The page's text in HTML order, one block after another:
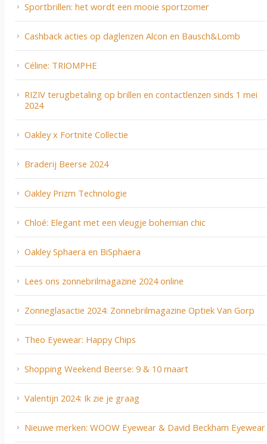
Sportbrillen: het wordt een mooie sportzomer
Cashback acties op daglenzen Alcon en Bausch&Lomb
Céline: TRIOMPHE
RIZIV terugbetaling op brillen en contactlenzen sinds 1 mei
2024
Oakley x Fortnite Collectie
Braderij Beerse 2024
Oakley Prizm Technologie
Chloé: Elegant met een vleugje bohemian chic
Oakley Sphaera en BiSphaera
Lees ons zonnebrilmagazine 2024 online
Zonneglasactie 2024: Zonnebrilmagazine Optiek Van Gorp
Theo Eyewear: Happy Chips
Shopping Weekend Beerse: 9 & 10 maart
Valentijn 2024: Ik zie je graag
Nieuwe merken: WOOW Eyewear & David Beckham Eyewear